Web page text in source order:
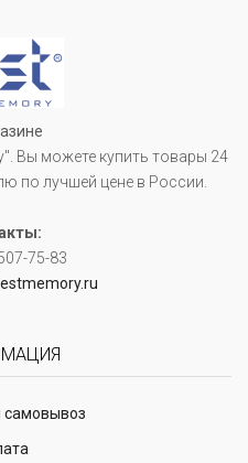
Вы можете купить товары 24
по лучшей цене в России.
75-83
самовывоз